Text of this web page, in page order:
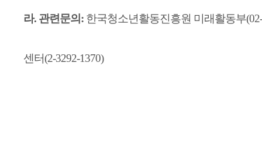
라. 관련문의: 한국청소년활동진흥원 미래활동부
센터(2-3292-1370)